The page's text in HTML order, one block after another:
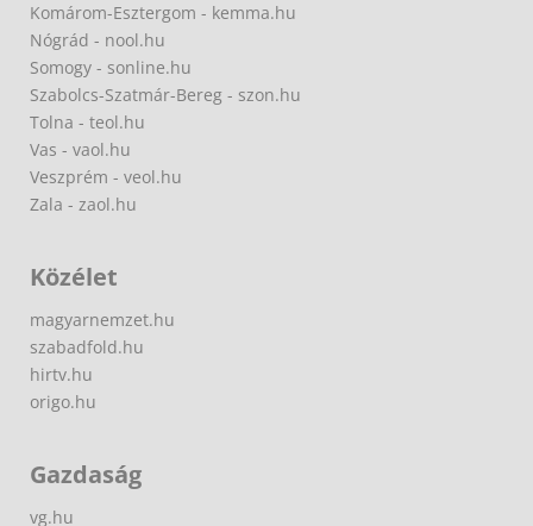
Komárom-Esztergom - kemma.hu
Nógrád - nool.hu
Somogy - sonline.hu
Szabolcs-Szatmár-Bereg - szon.hu
Tolna - teol.hu
Vas - vaol.hu
Veszprém - veol.hu
Zala - zaol.hu
Közélet
magyarnemzet.hu
szabadfold.hu
hirtv.hu
origo.hu
Gazdaság
vg.hu